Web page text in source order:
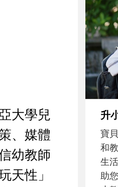
大學兒
、媒體
幼教師
天性」
學前預備備
上小學，信誼集結國小老師
專家的建議，從孩子的學習、
體適應等預備能力做起，幫
孩子做好入學準備，還有國